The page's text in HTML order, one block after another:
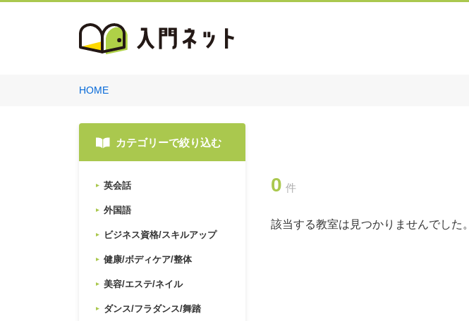
HOME
カテゴリーで絞り込む
英会話
外国語
ビジネス資格/スキルアップ
健康/ボディケア/整体
美容/エステ/ネイル
ダンス/フラダンス/舞踏
0 件
該当する教室は見つかりませんでした。